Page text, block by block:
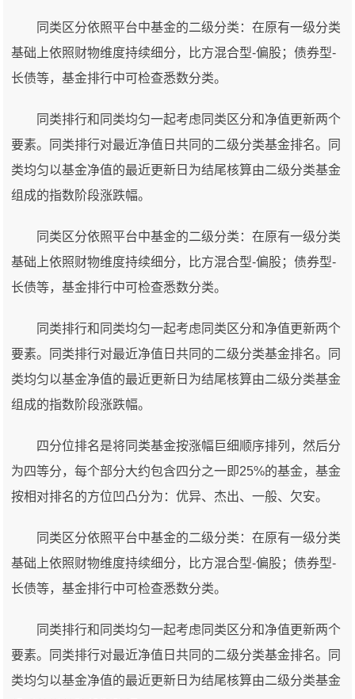
同类区分依照平台中基金的二级分类：在原有一级分类
基础上依照财物维度持续细分，比方混合型-偏股；债券型-
长债等，基金排行中可检查悉数分类。
同类排行和同类均匀一起考虑同类区分和净值更新两个
要素。同类排行对最近净值日共同的二级分类基金排名。同
类均匀以基金净值的最近更新日为结尾核算由二级分类基金
组成的指数阶段涨跌幅。
同类区分依照平台中基金的二级分类：在原有一级分类
基础上依照财物维度持续细分，比方混合型-偏股；债券型-
长债等，基金排行中可检查悉数分类。
同类排行和同类均匀一起考虑同类区分和净值更新两个
要素。同类排行对最近净值日共同的二级分类基金排名。同
类均匀以基金净值的最近更新日为结尾核算由二级分类基金
组成的指数阶段涨跌幅。
四分位排名是将同类基金按涨幅巨细顺序排列，然后分
为四等分，每个部分大约包含四分之一即25%的基金，基金
按相对排名的方位凹凸分为：优异、杰出、一般、欠安。
同类区分依照平台中基金的二级分类：在原有一级分类
基础上依照财物维度持续细分，比方混合型-偏股；债券型-
长债等，基金排行中可检查悉数分类。
同类排行和同类均匀一起考虑同类区分和净值更新两个
要素。同类排行对最近净值日共同的二级分类基金排名。同
类均匀以基金净值的最近更新日为结尾核算由二级分类基金